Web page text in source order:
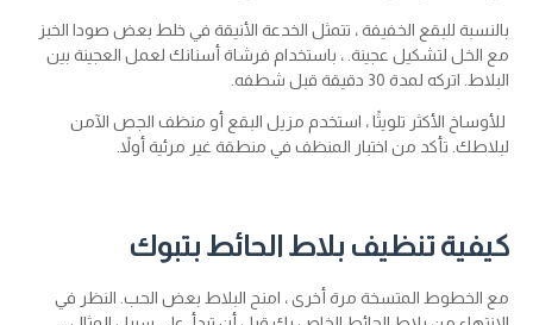
بالنسبة للبقع الخفيفة ، تتمثل الخدعة الأنيقة في خلط بعض صودا الخبز
مع الخل لتشكيل عجينة. ، باستخدام فرشاة أسنانك لعمل العجينة بين
البلاط. اتركه لمدة 30 دقيقة قبل شطفه.
للأوساخ الأكثر تلويثًا ، استخدم مزيل البقع أو منظف الجص الآمن
لبلاطك. تأكد من اختبار المنظف في منطقة غير مرئية أولاً.
كيفية تنظيف بلاط الحائط بتبوك
مع الخطوط المتسخة مرة أخرى ، امنح البلاط بعض الحب. النظر في